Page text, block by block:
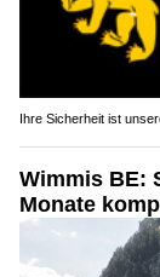
Ihre Sicherheit ist
Wimmis BE:
Monate